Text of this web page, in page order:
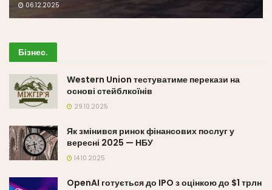
06.12.2025
Бізнес.
Western Union тестуватиме перекази на
основі стейблкоїнів
29.10.2025
Як змінився ринок фінансових послуг у
вересні 2025 — НБУ
14.10.2025
OpenAI готується до IPO з оцінкою до $1 трлн